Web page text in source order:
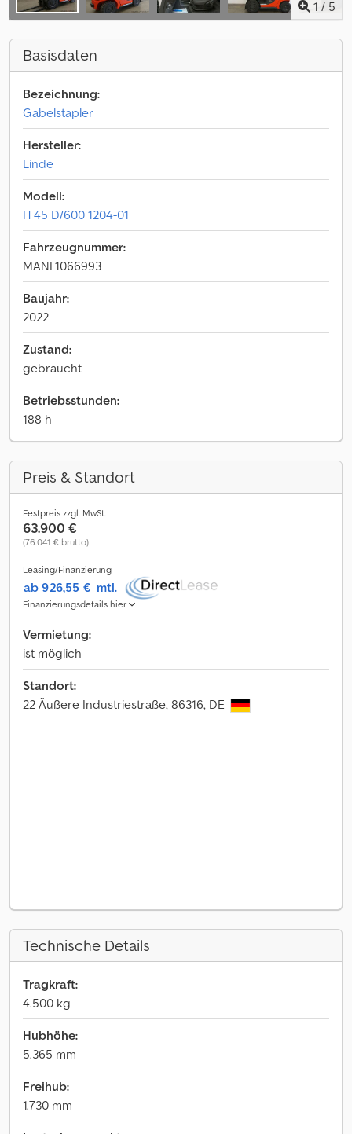
1 / 5
Basisdaten
Bezeichnung:
Gabelstapler
Hersteller:
Linde
Modell:
H 45 D/600 1204-01
Fahrzeugnummer:
MANL1066993
Baujahr:
2022
Zustand:
gebraucht
Betriebsstunden:
188 h
Preis & Standort
Festpreis zzgl. MwSt.
63.900 €
(76.041 € brutto)
Leasing/Finanzierung
ab 926,55 € mtl.
Finanzierungsdetails hier
Vermietung:
ist möglich
Standort:
22 Äußere Industriestraße, 86316, DE
Technische Details
Tragkraft:
4.500 kg
Hubhöhe:
5.365 mm
Freihub:
1.730 mm